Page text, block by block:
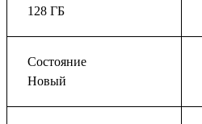
128 ГБ
Состояние
Новый